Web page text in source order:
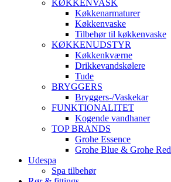
KØKKENVASK
Køkkenarmaturer
Køkkenvaske
Tilbehør til køkkenvaske
KØKKENUDSTYR
Køkkenkværne
Drikkevandskølere
Tude
BRYGGERS
Bryggers-/Vaskekar
FUNKTIONALITET
Kogende vandhaner
TOP BRANDS
Grohe Essence
Grohe Blue & Grohe Red
Udespa
Spa tilbehør